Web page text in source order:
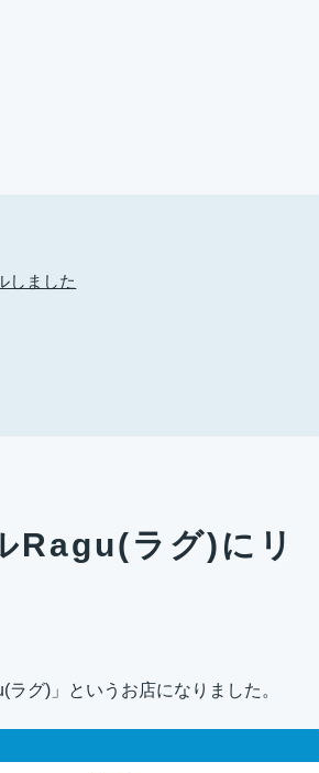
しました
Ragu(ラグ)にリ
グ)」というお店になりました。